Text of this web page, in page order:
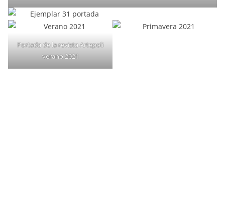
Portada de la revista Artepoli
verano 2021